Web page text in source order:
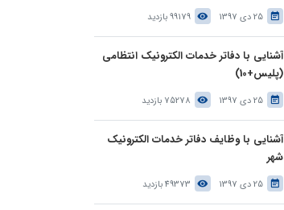
25 دی 1397 99179 بازدید
آشنایی با دفاتر خدمات الکترونیک انتظامی
(پلیس+10)
25 دی 1397 75278 بازدید
آشنایی با وظایف دفاتر خدمات الکترونیک
شهر
25 دی 1397 49373 بازدید